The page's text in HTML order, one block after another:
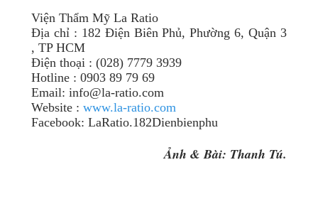
Viện Thẩm Mỹ La Ratio
Địa chỉ : 182 Điện Biên Phủ, Phường 6, Quận 3
, TP HCM
Điện thoại : (028) 7779 3939
Hotline : 0903 89 79 69
Email: info@la-ratio.com
Website : www.la-ratio.com
Facebook: LaRatio.182Dienbienphu
Ảnh & Bài: Thanh Tú.